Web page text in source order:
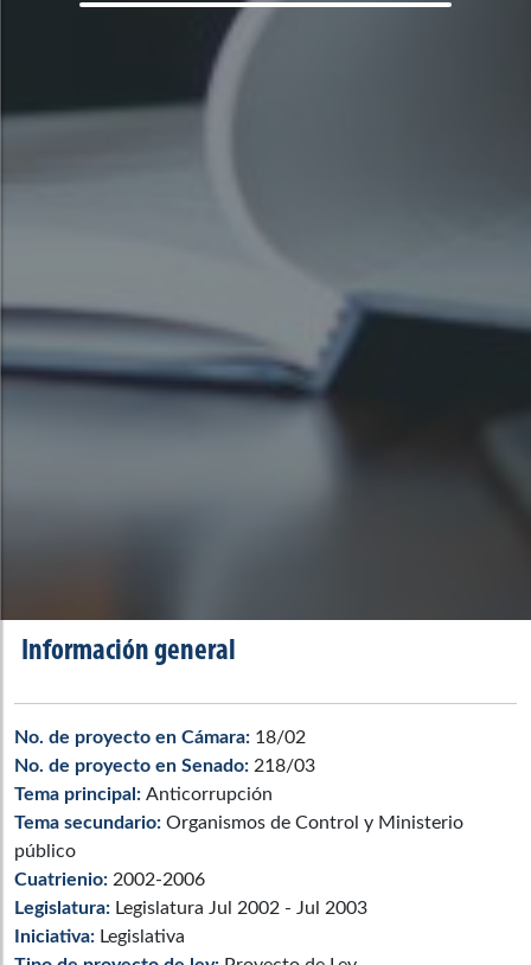
Información general
No. de proyecto en Cámara: 18/02
No. de proyecto en Senado: 218/03
Tema principal: Anticorrupción
Tema secundario: Organismos de Control y Ministerio
público
Cuatrienio: 2002-2006
Legislatura: Legislatura Jul 2002 - Jul 2003
Iniciativa: Legislativa